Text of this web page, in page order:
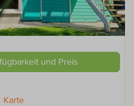
und Preis
Karte